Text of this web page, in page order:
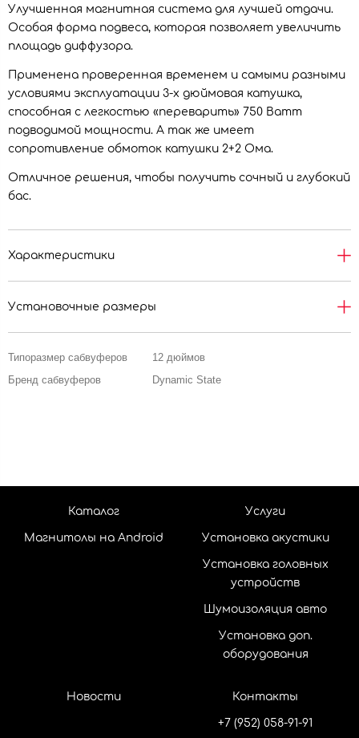
Улучшенная магнитная система для лучшей отдачи.
Особая форма подвеса, которая позволяет увеличить
площадь диффузора.
Применена проверенная временем и самыми разными
условиями эксплуатации 3-х дюймовая катушка,
способная с легкостью «переварить» 750 Ватт
подводимой мощности. А так же имеет
сопротивление обмоток катушки 2+2 Ома.
Отличное решения, чтобы получить сочный и глубокий
бас.
Характеристики
Установочные размеры
Типоразмер сабвуферов
12 дюймов
Бренд сабвуферов
Dynamic State
Каталог
Магнитолы на Android
Услуги
Установка акустики
Установка головных
устройств
Шумоизоляция авто
Установка доп.
оборудования
Новости Контакты
+7 (952) 058-91-91